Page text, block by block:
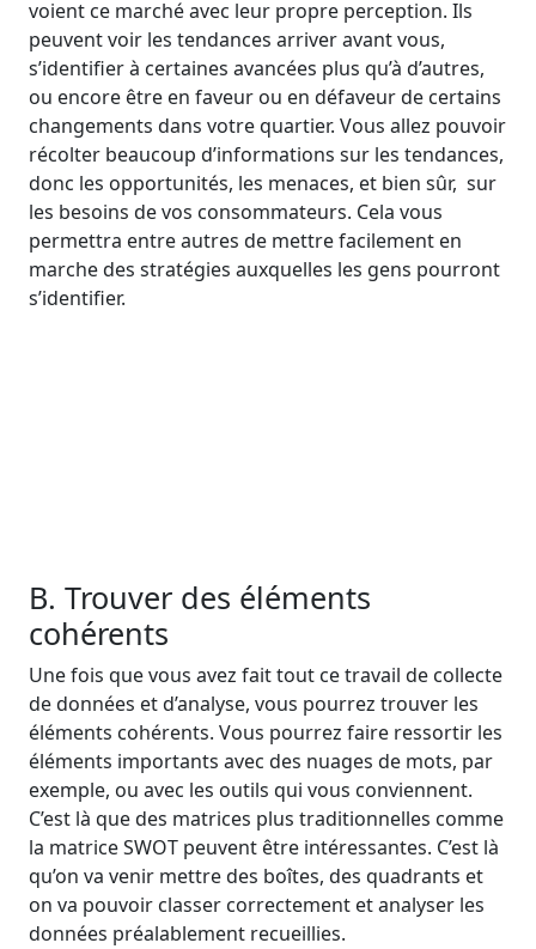
voient ce marché avec leur propre perception. Ils
peuvent voir les tendances arriver avant vous,
s’identifier à certaines avancées plus qu’à d’autres,
ou encore être en faveur ou en défaveur de certains
changements dans votre quartier. Vous allez pouvoir
récolter beaucoup d’informations sur les tendances,
donc les opportunités, les menaces, et bien sûr, sur
les besoins de vos consommateurs. Cela vous
permettra entre autres de mettre facilement en
marche des stratégies auxquelles les gens pourront
s’identifier.
B. Trouver des éléments
cohérents
Une fois que vous avez fait tout ce travail de collecte
de données et d’analyse, vous pourrez trouver les
éléments cohérents. Vous pourrez faire ressortir les
éléments importants avec des nuages de mots, par
exemple, ou avec les outils qui vous conviennent.
C’est là que des matrices plus traditionnelles comme
la matrice SWOT peuvent être intéressantes. C’est là
qu’on va venir mettre des boîtes, des quadrants et
on va pouvoir classer correctement et analyser les
données préalablement recueillies.